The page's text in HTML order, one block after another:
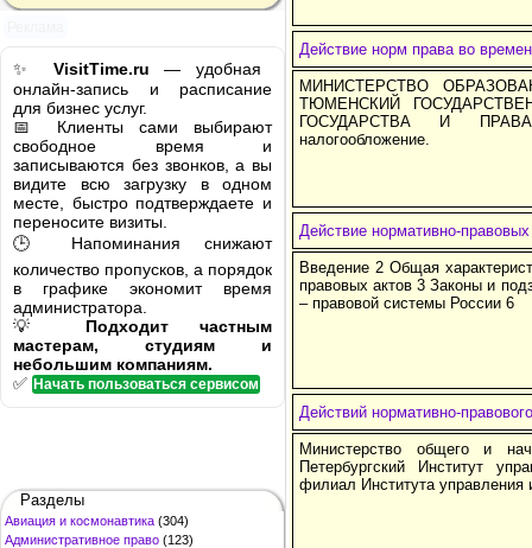
✨ VisitTime.ru — удобная
онлайн-запись и расписание
для бизнес услуг.
📅 Клиенты сами выбирают
свободное время и
записываются без звонков, а вы
видите всю загрузку в одном
месте, быстро подтверждаете и
переносите визиты.
🕒 Напоминания снижают
количество пропусков, а порядок
в графике экономит время
администратора.
💡 Подходит частным
мастерам, студиям и
небольшим компаниям.
✅ Начать пользоваться сервисом
Разделы
Авиация и космонавтика (304)
Административное право (123)
Действие норм права во
МИНИСТЕРСТВО
ТЮМЕНСКИЙ
ГОСУДАРСТВА И ПРАВА
налогообложение.
Действие нормативно-
Введение 2 Общая
правовых актов 3 Законы и
– правовой системы России 6
Действий нормативно-
Министерство общего и
Петербургский Институт
филиал Института управления